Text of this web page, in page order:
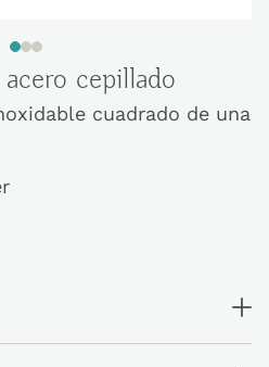
cepillado
cuadrado de una